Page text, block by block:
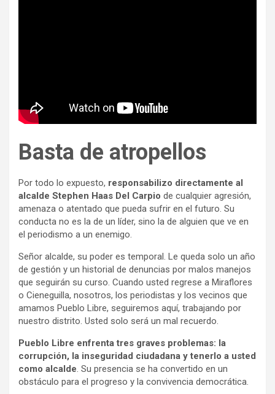
Basta de atropellos
Por todo lo expuesto, responsabilizo directamente al
alcalde Stephen Haas Del Carpio de cualquier agresión,
amenaza o atentado que pueda sufrir en el futuro. Su
conducta no es la de un líder, sino la de alguien que ve en
el periodismo a un enemigo.
Señor alcalde, su poder es temporal. Le queda solo un año
de gestión y un historial de denuncias por malos manejos
que seguirán su curso. Cuando usted regrese a Miraflores
o Cieneguilla, nosotros, los periodistas y los vecinos que
amamos Pueblo Libre, seguiremos aquí, trabajando por
nuestro distrito. Usted solo será un mal recuerdo.
Pueblo Libre enfrenta tres graves problemas: la
corrupción, la inseguridad ciudadana y tenerlo a usted
como alcalde . Su presencia se ha convertido en un
obstáculo para el progreso y la convivencia democrática.